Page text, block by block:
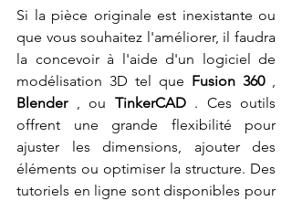
Si la pièce originale est inexistante ou
que vous souhaitez l'améliorer, il faudra
la concevoir à l'aide d'un logiciel de
modélisation 3D tel que Fusion 360
Blender , ou TinkerCAD . Ces outils
offrent une grande flexibilité pour
ajuster les dimensions, ajouter des
éléments ou optimiser la structure. Des
tutoriels en ligne sont disponibles pour